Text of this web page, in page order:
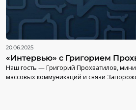
20.06.2025
«Интервью» с Григорием
Наш гость — Григорий Прохватилов,
массовых коммуникаций и связи